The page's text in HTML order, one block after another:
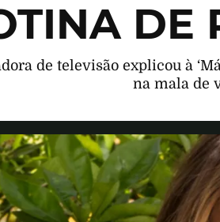
DE
de televisão explicou à
na mala de